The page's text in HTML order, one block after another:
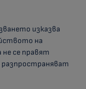
изказва
на
не се правят
разпространяват